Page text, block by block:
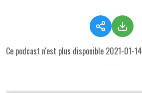
Ce podcast n'est plus disponible 2021-01-